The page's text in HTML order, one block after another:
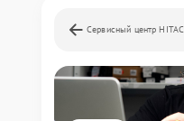
Сервисный центр